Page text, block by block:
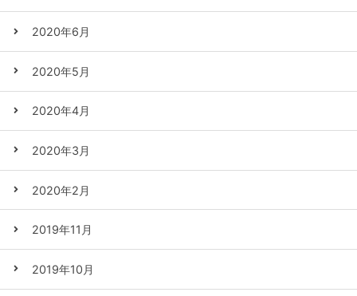
2020年6月
2020年5月
2020年4月
2020年3月
2020年2月
2019年11月
2019年10月